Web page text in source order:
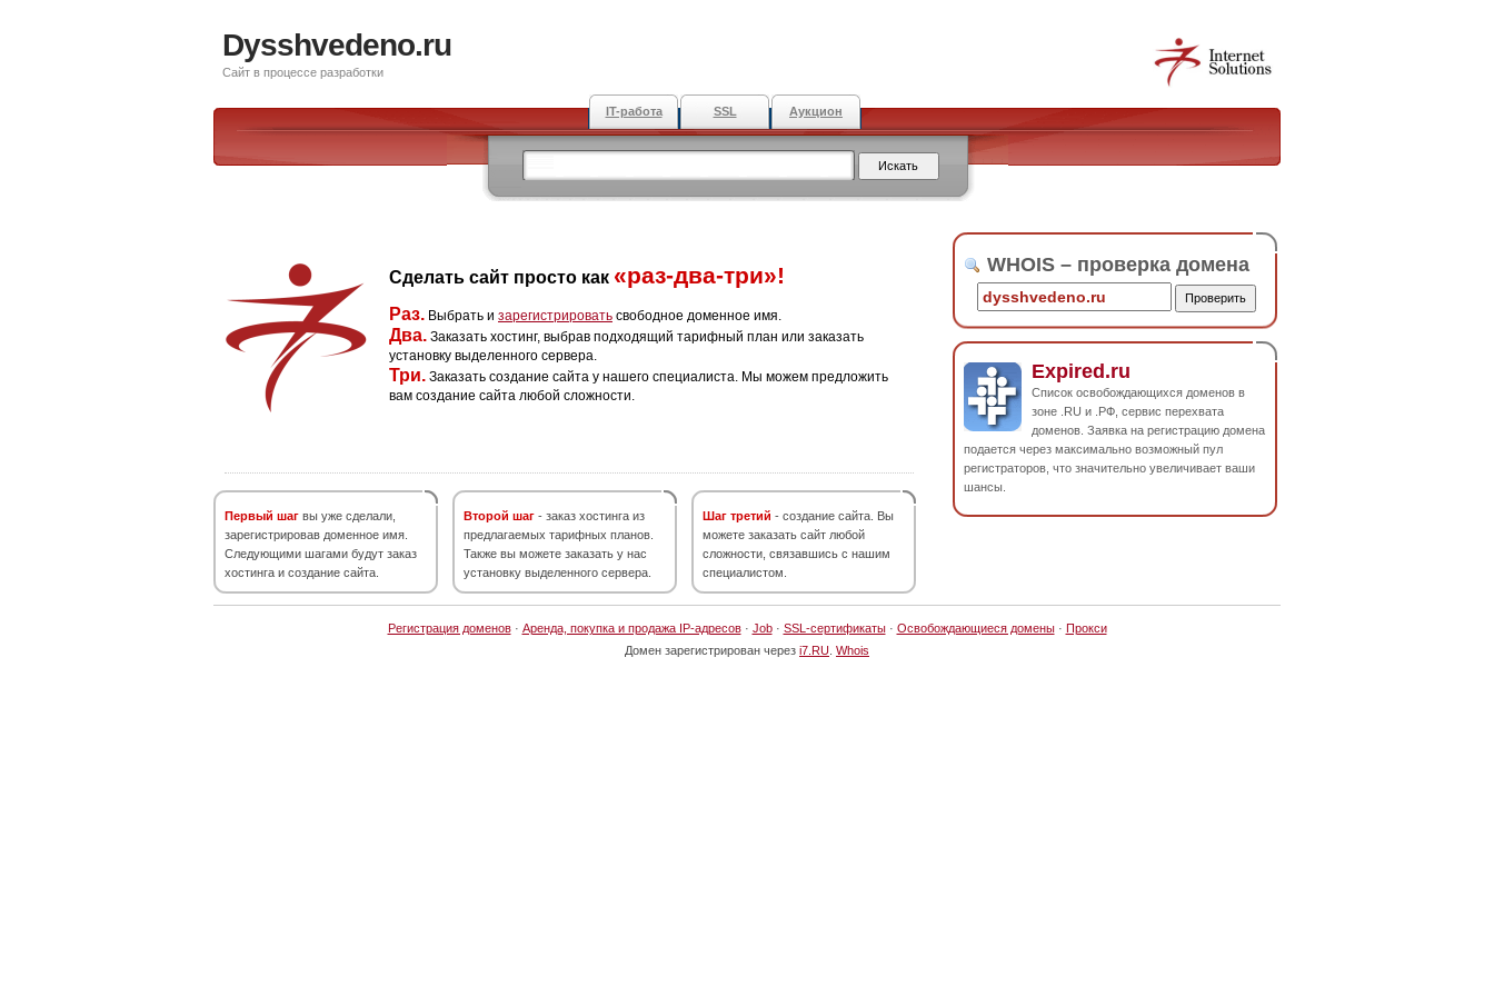
Dysshvedeno.ru
Сайт в процессе разработки
IT-работа SSL Аукцион
Сделать сайт просто как «раз-два-три»!
Раз. Выбрать и зарегистрировать свободное доменное имя.
Два. Заказать хостинг, выбрав подходящий тарифный план или заказать
установку выделенного сервера.
Три. Заказать создание сайта у нашего специалиста. Мы можем предложить
вам создание сайта любой сложности.
Первый шаг вы уже сделали,
зарегистрировав доменное имя.
Следующими шагами будут заказ
хостинга и создание сайта.
Второй шаг - заказ хостинга из
предлагаемых тарифных планов.
Также вы можете заказать у нас
установку выделенного сервера.
Шаг третий - создание сайта. Вы
можете заказать сайт любой
сложности, связавшись с нашим
специалистом.
WHOIS – проверка домена
Expired.ru
Список освобождающихся доменов в
зоне .RU и .РФ, сервис перехвата
доменов. Заявка на регистрацию домена
подается через максимально возможный пул
регистраторов, что значительно увеличивает ваши
шансы.
Регистрация доменов· Аренда, покупка и продажа IP-адресов· Job· SSL-сертификаты· Освобождающиеся домены· Прокси
Домен зарегистрирован через i7.RU Whois